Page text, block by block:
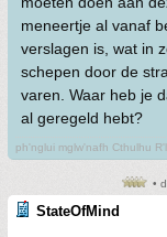
meneertje al vanaf
verslagen is, wat in
schepen door de
varen. Waar heb je
al geregeld hebt?
ph'nglui mglw'nafh Cthulhu
•
StateOfMind